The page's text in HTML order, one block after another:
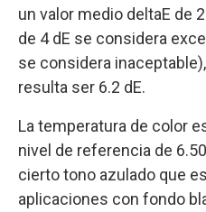
un valor medio deltaE de
de 4 dE se considera
se considera
resulta ser 6.2 dE.
La temperatura de color
nivel de referencia de
cierto tono azulado que
aplicaciones con fondo